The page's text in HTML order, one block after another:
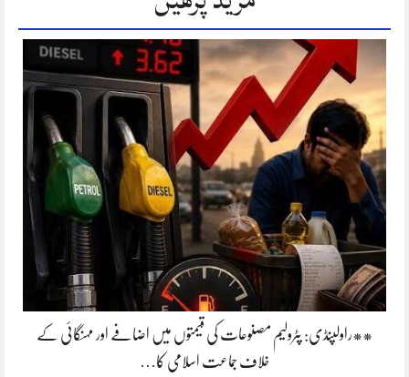
**راولپنڈی: پٹرولیم مصنوعات کی قیمتوں میں اضافے اور مہنگائی کے
خلاف جماعت اسلامی کا…